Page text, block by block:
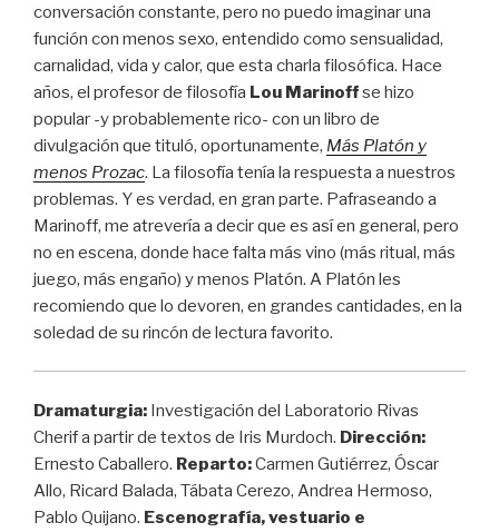
conversación constante, pero no puedo imaginar una
función con menos sexo, entendido como sensualidad,
carnalidad, vida y calor, que esta charla filosófica. Hace
años, el profesor de filosofía Lou Marinoffse hizo
popular -y probablemente rico- con un libro de
divulgación que tituló, oportunamente, Más Platón y
menos Prozac. La filosofía tenía la respuesta a nuestros
problemas. Y es verdad, en gran parte. Pafraseando a
Marinoff, me atrevería a decir que es así en general, pero
no en escena, donde hace falta más vino (más ritual, más
juego, más engaño) y menos Platón. A Platón les
recomiendo que lo devoren, en grandes cantidades, en la
soledad de su rincón de lectura favorito.
Dramaturgia: Investigación del Laboratorio Rivas
Cherif a partir de textos de Iris Murdoch. Dirección:
Ernesto Caballero. Reparto:Carmen Gutiérrez, Óscar
Allo, Ricard Balada, Tábata Cerezo, Andrea Hermoso,
Pablo Quijano. Escenografía, vestuario e